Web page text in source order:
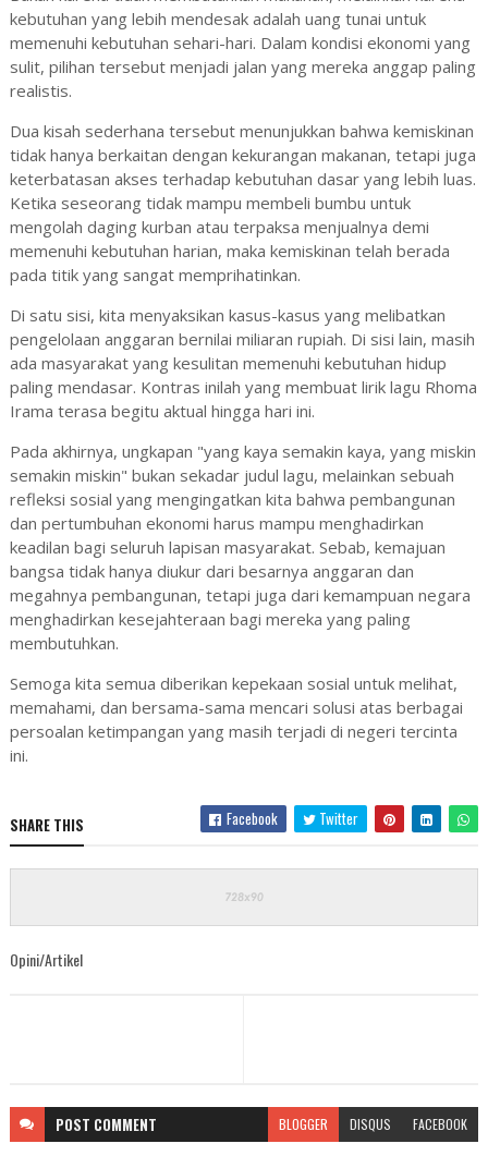
kebutuhan yang lebih mendesak adalah uang tunai untuk
memenuhi kebutuhan sehari-hari. Dalam kondisi ekonomi yang
sulit, pilihan tersebut menjadi jalan yang mereka anggap paling
realistis.
Dua kisah sederhana tersebut menunjukkan bahwa kemiskinan
tidak hanya berkaitan dengan kekurangan makanan, tetapi juga
keterbatasan akses terhadap kebutuhan dasar yang lebih luas.
Ketika seseorang tidak mampu membeli bumbu untuk
mengolah daging kurban atau terpaksa menjualnya demi
memenuhi kebutuhan harian, maka kemiskinan telah berada
pada titik yang sangat memprihatinkan.
Di satu sisi, kita menyaksikan kasus-kasus yang melibatkan
pengelolaan anggaran bernilai miliaran rupiah. Di sisi lain, masih
ada masyarakat yang kesulitan memenuhi kebutuhan hidup
paling mendasar. Kontras inilah yang membuat lirik lagu Rhoma
Irama terasa begitu aktual hingga hari ini.
Pada akhirnya, ungkapan "yang kaya semakin kaya, yang miskin
semakin miskin" bukan sekadar judul lagu, melainkan sebuah
refleksi sosial yang mengingatkan kita bahwa pembangunan
dan pertumbuhan ekonomi harus mampu menghadirkan
keadilan bagi seluruh lapisan masyarakat. Sebab, kemajuan
bangsa tidak hanya diukur dari besarnya anggaran dan
megahnya pembangunan, tetapi juga dari kemampuan negara
menghadirkan kesejahteraan bagi mereka yang paling
membutuhkan.
Semoga kita semua diberikan kepekaan sosial untuk melihat,
memahami, dan bersama-sama mencari solusi atas berbagai
persoalan ketimpangan yang masih terjadi di negeri tercinta
ini.
SHARE THIS Facebook Twitter
Opini/Artikel
POST COMMENT BLOGGER DISQUS FACEBOOK